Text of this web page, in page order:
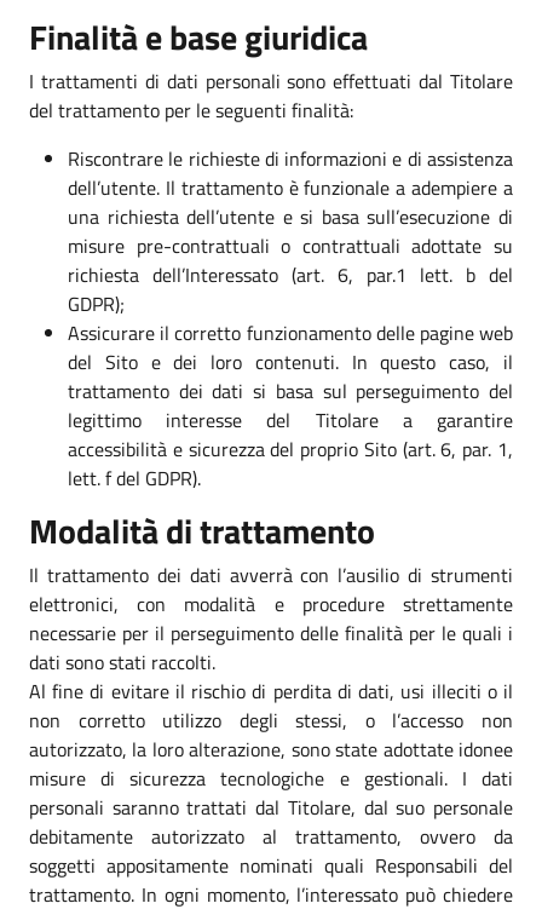
Finalità e base giuridica
I trattamenti di dati personali sono effettuati dal Titolare
del trattamento per le seguenti finalità:
Riscontrare le richieste di informazioni e di assistenza
dell’utente. Il trattamento è funzionale a adempiere a
una richiesta dell’utente e si basa sull’esecuzione di
misure pre-contrattuali o contrattuali adottate su
richiesta dell’Interessato (art. 6, par.1 lett. b del
GDPR);
Assicurare il corretto funzionamento delle pagine web
del Sito e dei loro contenuti. In questo caso, il
trattamento dei dati si basa sul perseguimento del
legittimo interesse del Titolare a garantire
accessibilità e sicurezza del proprio Sito (art. 6, par. 1,
lett. f del GDPR).
Modalità di trattamento
Il trattamento dei dati avverrà con l’ausilio di strumenti
elettronici, con modalità e procedure strettamente
necessarie per il perseguimento delle finalità per le quali i
dati sono stati raccolti.
Al fine di evitare il rischio di perdita di dati, usi illeciti o il
non corretto utilizzo degli stessi, o l’accesso non
autorizzato, la loro alterazione, sono state adottate idonee
misure di sicurezza tecnologiche e gestionali. I dati
personali saranno trattati dal Titolare, dal suo personale
debitamente autorizzato al trattamento, ovvero da
soggetti appositamente nominati quali Responsabili del
trattamento. In ogni momento, l’interessato può chiedere